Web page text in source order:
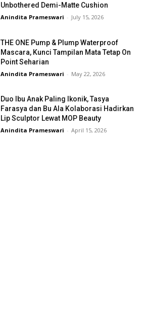
Unbothered Demi-Matte Cushion
Anindita Prameswari - July 15, 2026
THE ONE Pump & Plump Waterproof
Mascara, Kunci Tampilan Mata Tetap On
Point Seharian
Anindita Prameswari - May 22, 2026
Duo Ibu Anak Paling Ikonik, Tasya
Farasya dan Bu Ala Kolaborasi Hadirkan
Lip Sculptor Lewat MOP Beauty
Anindita Prameswari - April 15, 2026